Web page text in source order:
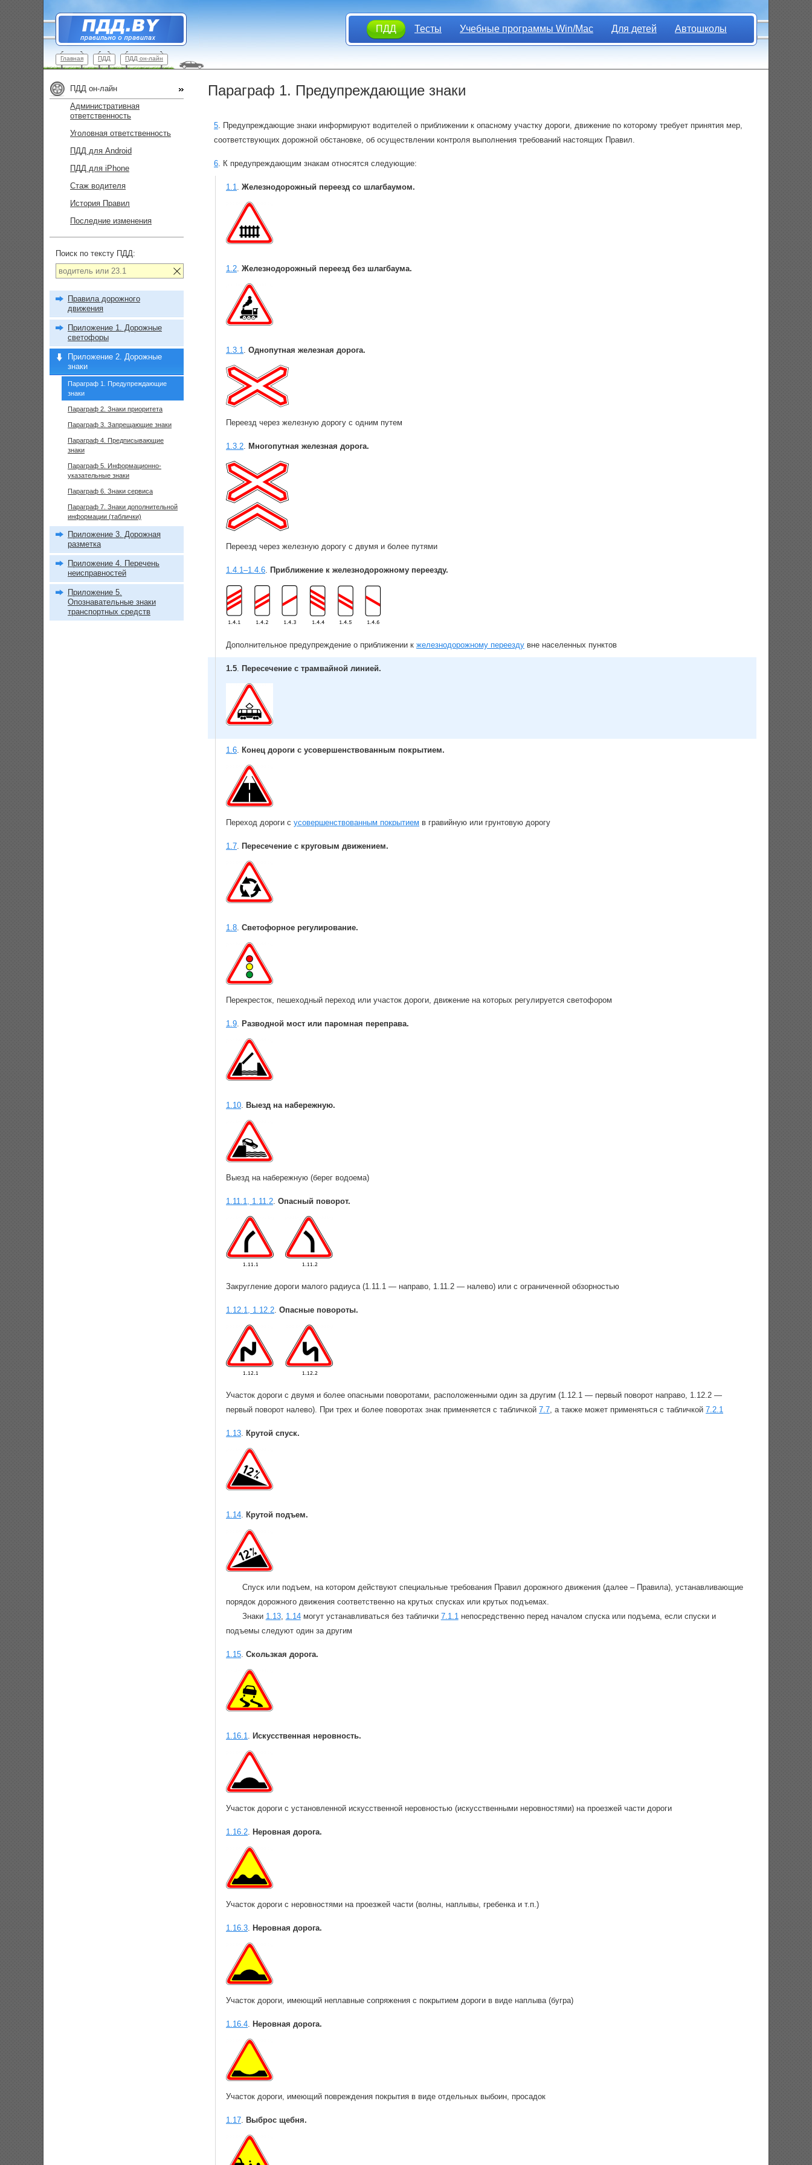
ПДД Тесты Учебные программы Win/Mac Для детей Автошколы
Главная ПДД ПДД он-лайн
Параграф 1. Предупреждающие знаки
5. Предупреждающие знаки информируют водителей о приближении к опасному участку дороги, движение по которому требует принятия мер,
соответствующих дорожной обстановке, об осуществлении контроля выполнения требований настоящих Правил.
6. К предупреждающим знакам относятся следующие:
1.1. Железнодорожный переезд со шлагбаумом.
1.2. Железнодорожный переезд без шлагбаума.
1.3.1. Однопутная железная дорога.
Переезд через железную дорогу с одним путем
1.3.2. Многопутная железная дорога.
Переезд через железную дорогу с двумя и более путями
1.4.1–1.4.6. Приближение к железнодорожному переезду.
Дополнительное предупреждение о приближении к железнодорожному переезду вне населенных пунктов
1.5. Пересечение с трамвайной линией.
1.6. Конец дороги с усовершенствованным покрытием.
Переход дороги с усовершенствованным покрытием в гравийную или грунтовую дорогу
1.7. Пересечение с круговым движением.
1.8. Светофорное регулирование.
Перекресток, пешеходный переход или участок дороги, движение на которых регулируется светофором
1.9. Разводной мост или паромная переправа.
1.10. Выезд на набережную.
Выезд на набережную (берег водоема)
1.11.1, 1.11.2. Опасный поворот.
Закругление дороги малого радиуса (1.11.1 — направо, 1.11.2 — налево) или с ограниченной обзорностью
1.12.1, 1.12.2. Опасные повороты.
Участок дороги с двумя и более опасными поворотами, расположенными один за другим (1.12.1 — первый поворот направо, 1.12.2 —
первый поворот налево). При трех и более поворотах знак применяется с табличкой 7.7, а также может применяться с табличкой 7.2.1
1.13. Крутой спуск.
1.14. Крутой подъем.
Спуск или подъем, на котором действуют специальные требования Правил дорожного движения (далее – Правила), устанавливающие
порядок дорожного движения соответственно на крутых спусках или крутых подъемах.
Знаки 1.13, 1.14могут устанавливаться без таблички 7.1.1непосредственно перед началом спуска или подъема, если спуски и
подъемы следуют один за другим
1.15. Скользкая дорога.
1.16.1. Искусственная неровность.
Участок дороги с установленной искусственной неровностью (искусственными неровностями) на проезжей части дороги
1.16.2. Неровная дорога.
Участок дороги с неровностями на проезжей части (волны, наплывы, гребенка и т.п.)
1.16.3. Неровная дорога.
Участок дороги, имеющий неплавные сопряжения с покрытием дороги в виде наплыва (бугра)
1.16.4. Неровная дорога.
Участок дороги, имеющий повреждения покрытия в виде отдельных выбоин, просадок
1.17. Выброс щебня.
ПДД он-лайн
Административная
ответственность
Уголовная ответственность
ПДД для Android
ПДД для iPhone
Стаж водителя
История Правил
Последние изменения
Поиск по тексту ПДД:
Правила дорожного
движения
Приложение 1. Дорожные
светофоры
Приложение 2. Дорожные
знаки
Параграф 1. Предупреждающие
знаки
Параграф 2. Знаки приоритета
Параграф 3. Запрещающие знаки
Параграф 4. Предписывающие
знаки
Параграф 5. Информационно-
указательные знаки
Параграф 6. Знаки сервиса
Параграф 7. Знаки дополнительной
информации (таблички)
Приложение 3. Дорожная
разметка
Приложение 4. Перечень
неисправностей
Приложение 5.
Опознавательные знаки
транспортных средств